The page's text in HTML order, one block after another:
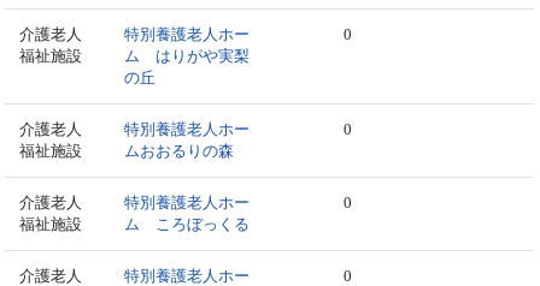
介護老人
福祉施設
特別養護老人ホー
ム はりがや実梨
の丘
0
介護老人
福祉施設
特別養護老人ホー
ムおおるりの森
0
介護老人
福祉施設
特別養護老人ホー
ム ころぼっくる
0
介護老人
特別養護老人ホー
0